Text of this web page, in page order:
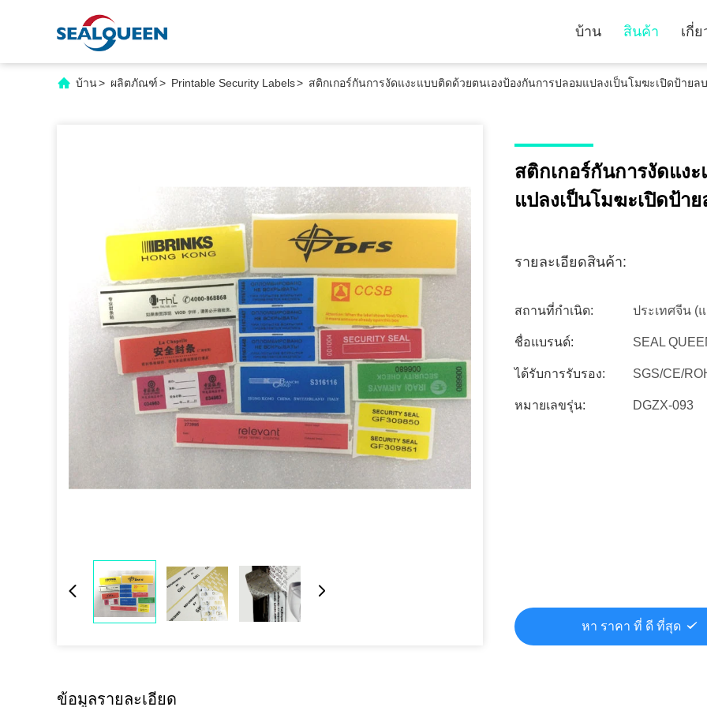
บ้าน สินค้า เกี่ย
บ้าน> ผลิตภัณฑ์> Printable Security Labels> สติกเกอร์กันการงัดแงะแบบติดด้วยตนเองป้องกันการปลอมแปลงเป็นโมฆะเปิดป้ายลบ
สติกเกอร์กันการงัดแง
แปลงเป็นโมฆะเปิดป้า
รายละเอียดสินค้า:
สถานที่กำเนิด: ประเทศจีน (
ชื่อแบรนด์: SEAL
ได้รับการรับรอง: SGS/CE/
หมายเลขรุ่น: DGZX-093
หา ราคา ที่ ดี ที่สุด
ข้อมูลรายละเอียด